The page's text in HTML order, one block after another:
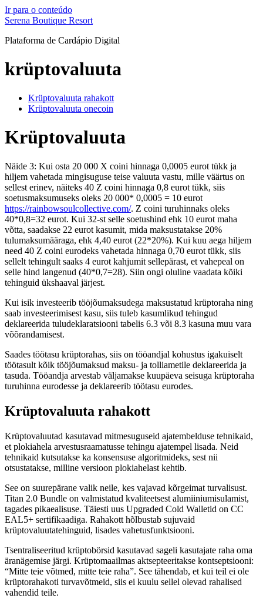
Ir para o conteúdo
Serena Boutique Resort
Plataforma de Cardápio Digital
krüptovaluuta
Krüptovaluuta rahakott
Krüptovaluuta onecoin
Krüptovaluuta
Näide 3: Kui osta 20 000 X coini hinnaga 0,0005 eurot tükk ja
hiljem vahetada mingisuguse teise valuuta vastu, mille väärtus on
sellest erinev, näiteks 40 Z coini hinnaga 0,8 eurot tükk, siis
soetusmaksumuseks oleks 20 000* 0,0005 = 10 eurot
https://rainbowsoulcollective.com/. Z coini turuhinnaks oleks
40*0,8=32 eurot. Kui 32-st selle soetushind ehk 10 eurot maha
võtta, saadakse 22 eurot kasumit, mida maksustatakse 20%
tulumaksumääraga, ehk 4,40 eurot (22*20%). Kui kuu aega hiljem
need 40 Z coini eurodeks vahetada hinnaga 0,70 eurot tükk, siis
sellelt tehingult saaks 4 eurot kahjumit sellepärast, et vahepeal on
selle hind langenud (40*0,7=28). Siin ongi oluline vaadata kõiki
tehinguid ükshaaval järjest.
Kui isik investeerib tööjõumaksudega maksustatud krüptoraha ning
saab investeerimisest kasu, siis tuleb kasumlikud tehingud
deklareerida tuludeklaratsiooni tabelis 6.3 või 8.3 kasuna muu vara
võõrandamisest.
Saades töötasu krüptorahas, siis on tööandjal kohustus igakuiselt
töötasult kõik tööjõumaksud maksu- ja tolliametile deklareerida ja
tasuda. Tööandja arvestab väljamakse kuupäeva seisuga krüptoraha
turuhinna eurodesse ja deklareerib töötasu eurodes.
Krüptovaluuta rahakott
Krüptovaluutad kasutavad mitmesuguseid ajatembelduse tehnikaid,
et plokiahela arvestusraamatusse tehingu ajatempel lisada. Neid
tehnikaid kutsutakse ka konsensuse algoritmideks, sest nii
otsustatakse, milline versioon plokiahelast kehtib.
See on suurepärane valik neile, kes vajavad kõrgeimat turvalisust.
Titan 2.0 Bundle on valmistatud kvaliteetsest alumiiniumisulamist,
tagades pikaealisuse. Täiesti uus Upgraded Cold Walletid on CC
EAL5+ sertifikaadiga. Rahakott hõlbustab sujuvaid
krüptovaluutatehinguid, lisades vahetusfunktsiooni.
Tsentraliseeritud krüptobörsid kasutavad sageli kasutajate raha oma
äranägemise järgi. Krüptomaailmas aktsepteeritakse kontseptsiooni:
“Mitte teie võtmed, mitte teie raha”. See tähendab, et kui teil ei ole
krüptorahakoti turvavõtmeid, siis ei kuulu sellel olevad rahalised
vahendid teile.